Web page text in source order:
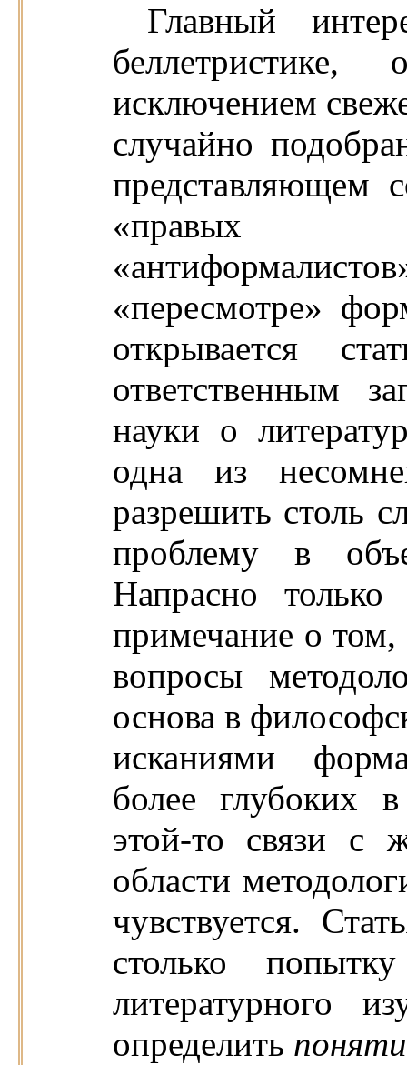
Главный
исключением
случайно
представляющем
«правых
«пересмотре»
открывается
ответственным
науки о
одна из
разрешить столь
проблему в
Напрасно
примечание о том,
вопросы
основа в
исканиями
более глубоких
этой-то связи с
области
чувствуется.
столько
литературного
определить